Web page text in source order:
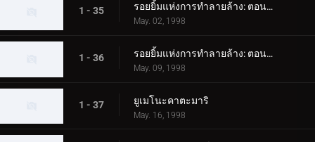
1 - 35 รอยยิ้มแห่งการทำลายล้าง: ตอนที่ 1
May. 02, 1998
1 - 36 รอยยิ้มแห่งการทำลายล้าง: ตอนที่ 2
May. 09, 1998
1 - 37 ยูเมโนะคาตะมาริ
May. 16, 1998